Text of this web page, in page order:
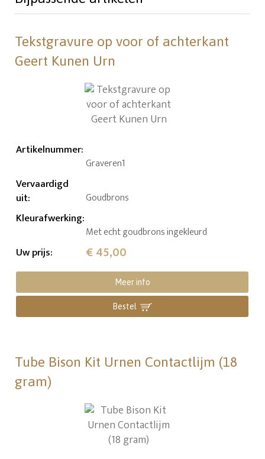
Tekstgravure op voor of achterkant
Geert Kunen Urn
Artikelnummer:
Graveren1
Vervaardigd
uit: Goudbrons
Kleurafwerking:
Met echt goudbrons ingekleurd
Uw prijs: € 45,00
Meer info
Bestel
Tube Bison Kit Urnen Contactlijm (18
gram)